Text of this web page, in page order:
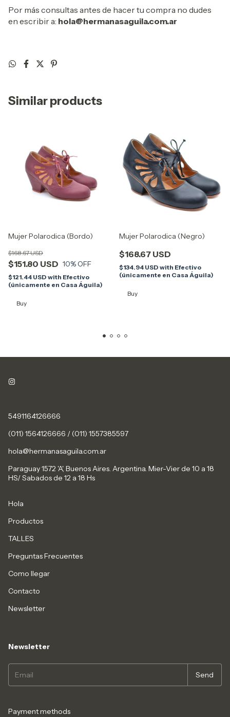
Por más consultas antes de hacer tu compra no dudes
en escribir a: hola@hermanasaguila.com.ar
Similar products
Mujer Polarodica (Bordo)
$151.80 USD
$168.67 USD
10% OFF
$121.44 USD with Efectivo
(únicamente en Casa Águila)
Buy
Mujer Polarodica (Negro)
$168.67 USD
$134.94 USD with Efectivo
(únicamente en Casa Águila)
Buy
5491164126666
(011) 1564126666 / (011) 1557385597
hola@hermanasaguila.com.ar
Paraguay 1572 'A', Buenos Aires. Argentina. Mier-Vier de 10 a 18
HS/ Sabados de 12 a 18 Hs
Hola
Productos
TALLES
Preguntas Frecuentes
Como llegar
Contacto
Newsletter
Newsletter
Payment methods